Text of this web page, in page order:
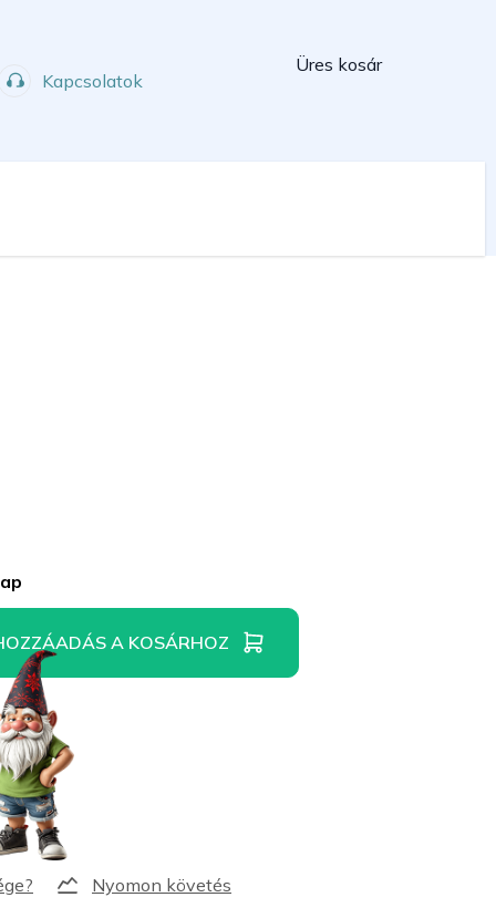
Kapcsolatok
Kosár
Üres kosár
A KOSÁRHOZ
Nyomon követés